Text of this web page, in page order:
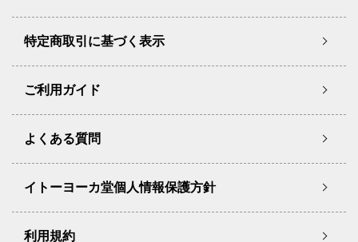
特定商取引に基づく表示
ご利用ガイド
よくある質問
イトーヨーカ堂個人情報保護方針
利用規約